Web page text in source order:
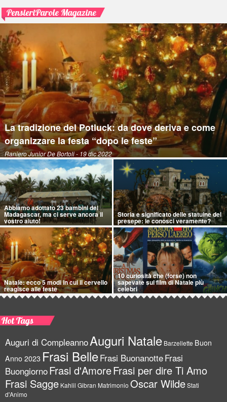
PensieriParole Magazine
La tradizione del Potluck: da dove deriva e come
organizzare la festa “dopo le feste”
Raniero Junior De Bortoli- 19 dic 2022
Abbiamo adottato 23 bambini del
Madagascar, ma ci serve ancora il
vostro aiuto!
Storia e significato delle statuine del
presepe: le conosci veramente?
Natale: ecco 5 modi in cui il cervello
reagisce alle feste
10 curiosità che (forse) non
sapevate sui film di Natale più
celebri
Hot Tags
Auguri di CompleannoAuguri Natale Barzellette Buon
Anno 2023 Frasi BelleFrasi BuonanotteFrasi
BuongiornoFrasi d'AmoreFrasi per dire Ti Amo
Frasi Sagge Kahlil Gibran Matrimonio Oscar WildeStati
d'Animo